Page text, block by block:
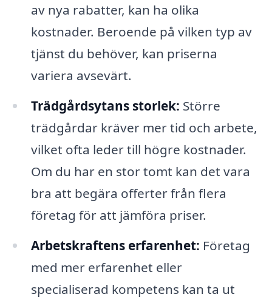
av nya rabatter, kan ha olika
kostnader. Beroende på vilken typ av
tjänst du behöver, kan priserna
variera avsevärt.
Trädgårdsytans storlek: Större
trädgårdar kräver mer tid och arbete,
vilket ofta leder till högre kostnader.
Om du har en stor tomt kan det vara
bra att begära offerter från flera
företag för att jämföra priser.
Arbetskraftens erfarenhet: Företag
med mer erfarenhet eller
specialiserad kompetens kan ta ut